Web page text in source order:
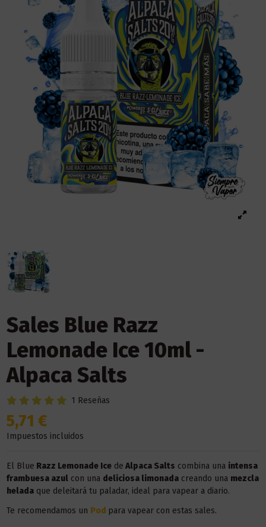
Sales Blue Razz
Lemonade Ice 10ml -
Alpaca Salts
1 Reseñas
5,71 €
Impuestos incluidos
El Blue Razz Lemonade Icede Alpaca Salts combina una intensa
frambuesa azulcon una deliciosa limonadacreando una mezcla
heladaque deleitará tu paladar, ideal para vapear a diario.
Te recomendamos un Pod para vapear con estas sales.